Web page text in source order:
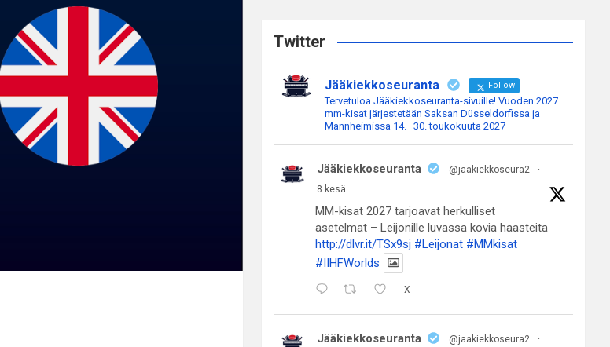
c
Twitter
Jääkiekkoseuranta Follow
Tervetuloa Jääkiekkoseuranta-sivuille! Vuoden 2027
mm-kisat järjestetään Saksan Düsseldorfissa ja
Mannheimissa 14.–30. toukokuuta 2027
Jääkiekkoseuranta @jaakiekkoseura2
·
8 kesä
MM-kisat 2027 tarjoavat herkulliset
asetelmat – Leijonille luvassa kovia haasteita
http://dlvr.it/TSx9sj #Leijonat #MMkisat
#IIHFWorlds
X
Jääkiekkoseuranta @jaakiekkoseura2
·